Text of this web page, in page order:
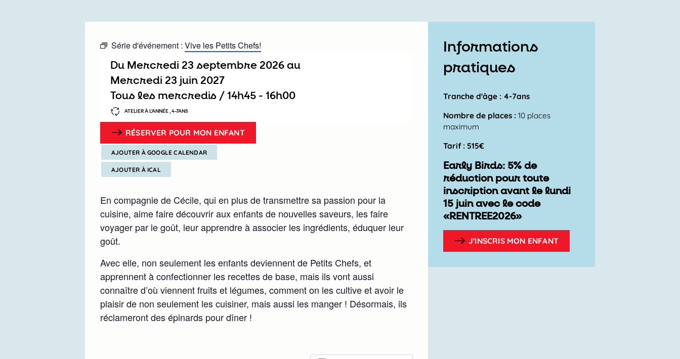
Série d'événement : Vive les Petits Chefs!
Du mercredi 23 septembre 2026 au
mercredi 23 juin 2027
Tous les mercredis / 14h45 - 16h00
ATELIER À L’ANNÉE , 4-7ANS
RÉSERVER POUR MON ENFANT
AJOUTER À GOOGLE CALENDAR
AJOUTER À ICAL
En compagnie de Cécile, qui en plus de transmettre sa passion pour la
cuisine, aime faire découvrir aux enfants de nouvelles saveurs, les faire
voyager par le goût, leur apprendre à associer les ingrédients, éduquer leur
goût.
Avec elle, non seulement les enfants deviennent de Petits Chefs, et
apprennent à confectionner les recettes de base, mais ils vont aussi
connaître d’où viennent fruits et légumes, comment on les cultive et avoir le
plaisir de non seulement les cuisiner, mais aussi les manger ! Désormais, ils
réclameront des épinards pour dîner !
Informations
pratiques
Tranche d'âge : 4-7ans
Nombre de places : 10 places
maximum
Tarif : 515€
Early Birds: 5% de
réduction pour toute
inscription avant le lundi
15 juin avec le code
«RENTREE2026»
J'INSCRIS MON ENFANT